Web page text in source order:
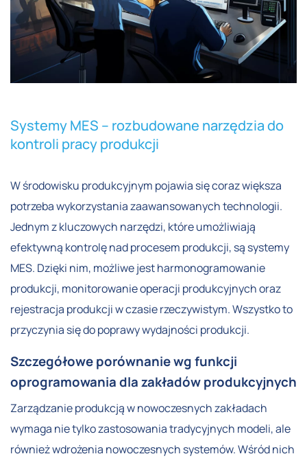
Systemy MES – rozbudowane narzędzia do
kontroli pracy produkcji
W środowisku produkcyjnym pojawia się coraz większa
potrzeba wykorzystania zaawansowanych technologii.
Jednym z kluczowych narzędzi, które umożliwiają
efektywną kontrolę nad procesem produkcji, są systemy
MES. Dzięki nim, możliwe jest harmonogramowanie
produkcji, monitorowanie operacji produkcyjnych oraz
rejestracja produkcji w czasie rzeczywistym. Wszystko to
przyczynia się do poprawy wydajności produkcji.
Szczegółowe porównanie wg funkcji
oprogramowania dla zakładów produkcyjnych
Zarządzanie produkcją w nowoczesnych zakładach
wymaga nie tylko zastosowania tradycyjnych modeli, ale
również wdrożenia nowoczesnych systemów. Wśród nich